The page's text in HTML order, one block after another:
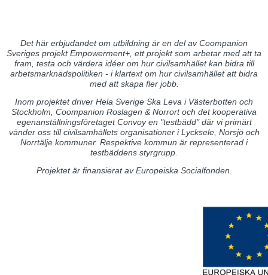
Det här erbjudandet om utbildning är en del av Coompanion
Sveriges projekt Empowerment+, ett projekt som arbetar med att ta
fram, testa och värdera idéer om hur civilsamhället kan bidra till
arbetsmarknadspolitiken - i klartext om hur civilsamhället att bidra
med att skapa fler jobb.
Inom projektet driver Hela Sverige Ska Leva i Västerbotten och
Stockholm, Coompanion Roslagen & Norrort och det kooperativa
egenanställningsföretaget Convoy en "testbädd" där vi primärt
vänder oss till civilsamhällets organisationer i Lycksele, Norsjö och
Norrtälje kommuner. Respektive kommun är representerad i
testbäddens styrgrupp.
Projektet är finansierat av Europeiska Socialfonden.